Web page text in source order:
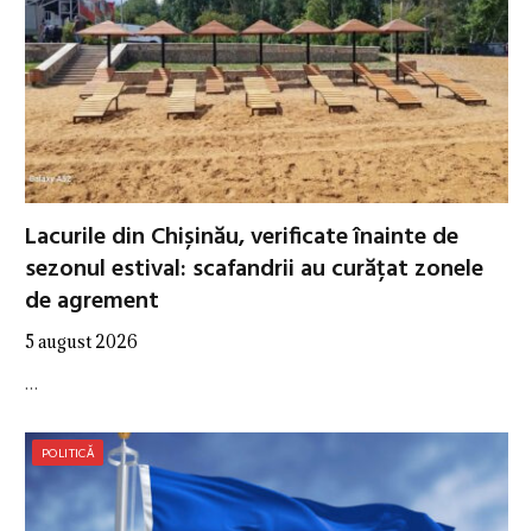
Lacurile din Chișinău, verificate înainte de
sezonul estival: scafandrii au curățat zonele
de agrement
5 august 2026
…
POLITICĂ